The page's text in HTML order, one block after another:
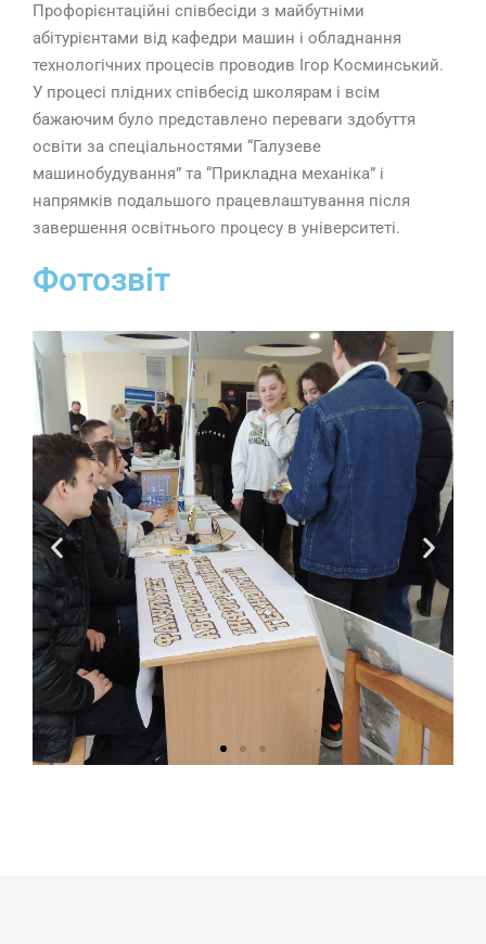
Профорієнтаційні співбесіди з майбутніми
абітурієнтами від кафедри машин і обладнання
технологічних процесів проводив Ігор Косминський.
У процесі плідних співбесід школярам і всім
бажаючим було представлено переваги здобуття
освіти за спеціальностями “Галузеве
машинобудування” та “Прикладна механіка” і
напрямків подальшого працевлаштування після
завершення освітнього процесу в університеті.
Фотозвіт